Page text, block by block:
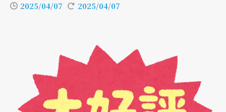
2025/04/07 2025/04/07